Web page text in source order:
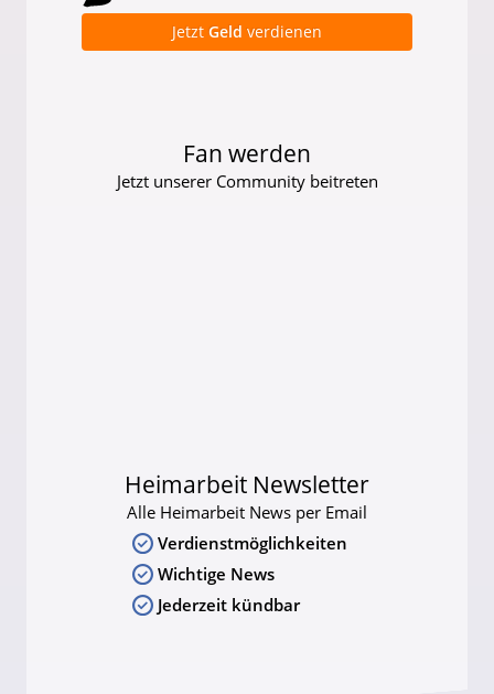
Jetzt Geld verdienen
Fan werden
Jetzt unserer Community beitreten
Heimarbeit Newsletter
Alle Heimarbeit News per Email
Verdienstmöglichkeiten
Wichtige News
Jederzeit kündbar